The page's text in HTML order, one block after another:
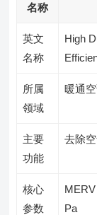
名称
英文
名称
High
所属
领域
暖通
主要
功能
去除
核心
参数
Pa